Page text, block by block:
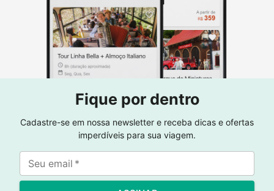
Fique por dentro
Cadastre-se em nossa newsletter e receba dicas e ofertas
imperdíveis para sua viagem.
Seu email *